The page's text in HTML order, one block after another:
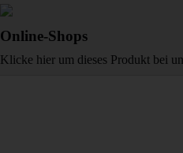
Online-Shops
Klicke hier um dieses Produkt bei